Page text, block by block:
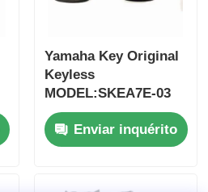
Yamaha Key Original
Keyless
MODEL:SKEA7E-03
Para Yamaha Smart
Remote Key B74-
H6261-02/662F-
Enviar inquérito